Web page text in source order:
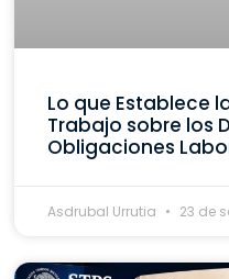
Lo que Establece
Trabajo sobre los
Obligaciones
Asdrubal Urrutia 23 de